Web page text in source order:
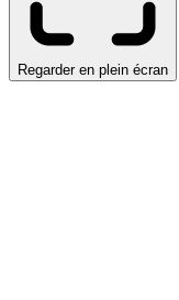
Regarder en plein écran